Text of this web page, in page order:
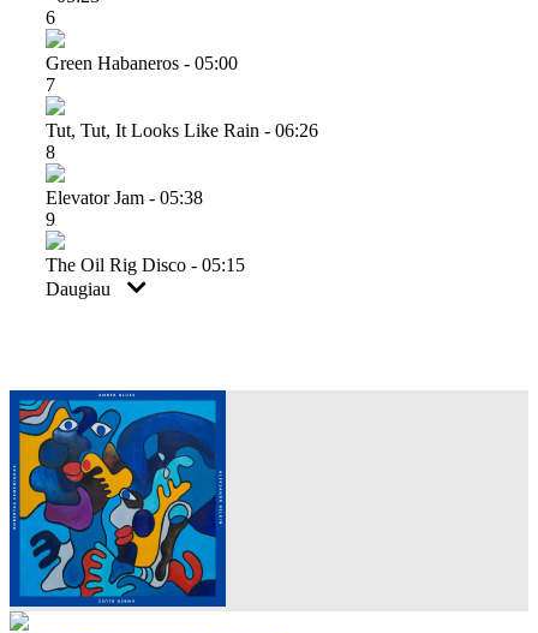
6
Green Habaneros - 05:00
7
Tut, Tut, It Looks Like Rain - 06:26
8
Elevator Jam - 05:38
9
The Oil Rig Disco - 05:15
Daugiau